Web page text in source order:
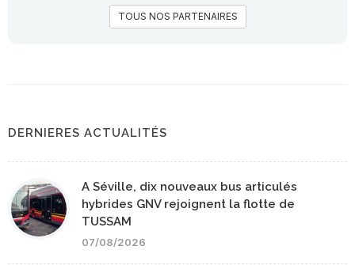
TOUS NOS PARTENAIRES
DERNIERES ACTUALITÉS
A Séville, dix nouveaux bus articulés
hybrides GNV rejoignent la flotte de
TUSSAM
07/08/2026